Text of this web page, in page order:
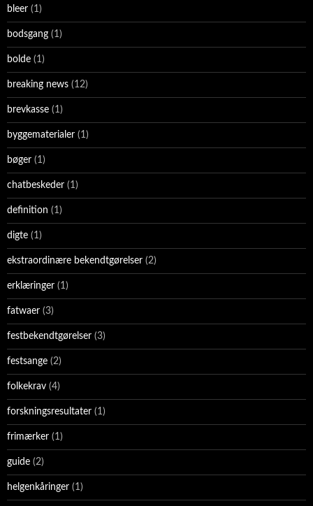
bleer (1)
bodsgang (1)
bolde (1)
breaking news (12)
brevkasse (1)
byggematerialer (1)
bøger (1)
chatbeskeder (1)
definition (1)
digte (1)
ekstraordinære bekendtgørelser (2)
erklæringer (1)
fatwaer (3)
festbekendtgørelser (3)
festsange (2)
folkekrav (4)
forskningsresultater (1)
frimærker (1)
guide (2)
helgenkåringer (1)